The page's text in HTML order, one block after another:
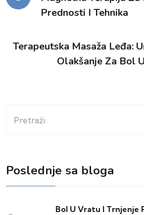
člankaPrednosti I Tehnika
Terapeutska Masaža Leđa:
Olakšanje Za Bol
Poslednje sa bloga
Bol U Vratu I Trnjenje